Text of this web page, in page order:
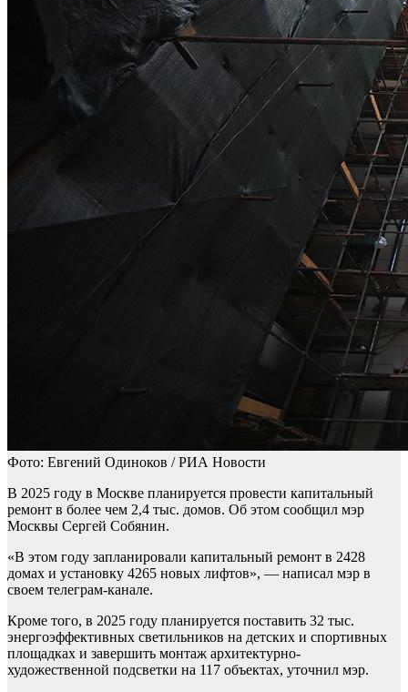
Фото: Евгений Одиноков / РИА Новости
В 2025 году в Москве планируется провести капитальный
ремонт в более чем 2,4 тыс. домов. Об этом сообщил мэр
Москвы Сергей Собянин.
«В этом году запланировали капитальный ремонт в 2428
домах и установку 4265 новых лифтов», — написал мэр в
своем телеграм-канале.
Кроме того, в 2025 году планируется поставить 32 тыс.
энергоэффективных светильников на детских и спортивных
площадках и завершить монтаж архитектурно-
художественной подсветки на 117 объектах, уточнил мэр.